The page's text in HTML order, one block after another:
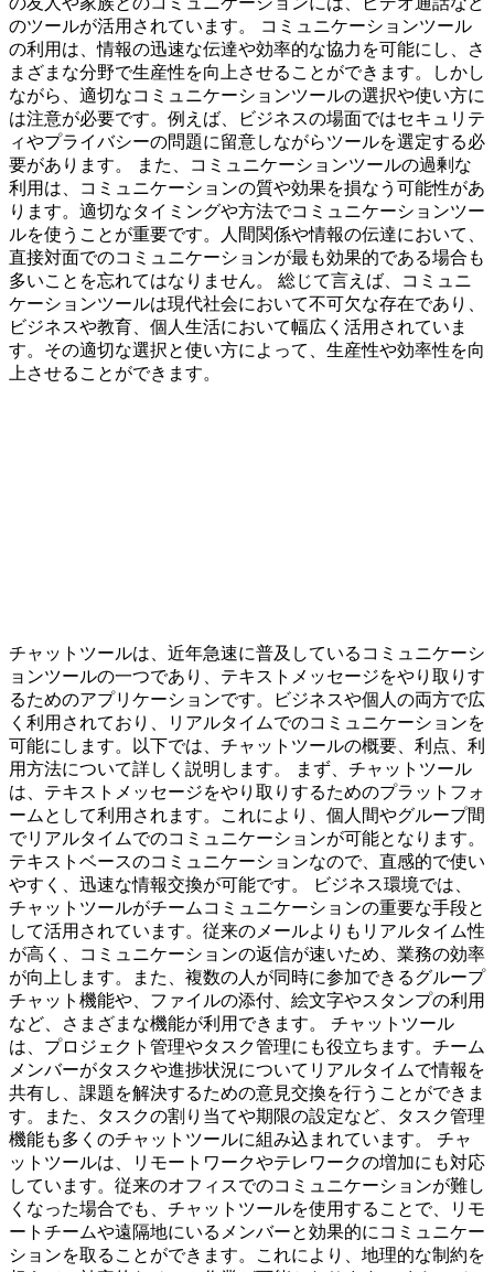
のツールが活用されています。 コミュニケーションツール
の利用は、情報の迅速な伝達や効率的な協力を可能にし、さ
まざまな分野で生産性を向上させることができます。しかし
ながら、適切なコミュニケーションツールの選択や使い方に
は注意が必要です。例えば、ビジネスの場面ではセキュリテ
ィやプライバシーの問題に留意しながらツールを選定する必
要があります。 また、コミュニケーションツールの過剰な
利用は、コミュニケーションの質や効果を損なう可能性があ
ります。適切なタイミングや方法でコミュニケーションツー
ルを使うことが重要です。人間関係や情報の伝達において、
直接対面でのコミュニケーションが最も効果的である場合も
多いことを忘れてはなりません。 総じて言えば、コミュニ
ケーションツールは現代社会において不可欠な存在であり、
ビジネスや教育、個人生活において幅広く活用されていま
す。その適切な選択と使い方によって、生産性や効率性を向
上させることができます。
チャットツールは、近年急速に普及しているコミュニケーシ
ョンツールの一つであり、テキストメッセージをやり取りす
るためのアプリケーションです。ビジネスや個人の両方で広
く利用されており、リアルタイムでのコミュニケーションを
可能にします。以下では、チャットツールの概要、利点、利
用方法について詳しく説明します。 まず、チャットツール
は、テキストメッセージをやり取りするためのプラットフォ
ームとして利用されます。これにより、個人間やグループ間
でリアルタイムでのコミュニケーションが可能となります。
テキストベースのコミュニケーションなので、直感的で使い
やすく、迅速な情報交換が可能です。 ビジネス環境では、
チャットツールがチームコミュニケーションの重要な手段と
して活用されています。従来のメールよりもリアルタイム性
が高く、コミュニケーションの返信が速いため、業務の効率
が向上します。また、複数の人が同時に参加できるグループ
チャット機能や、ファイルの添付、絵文字やスタンプの利用
など、さまざまな機能が利用できます。 チャットツール
は、プロジェクト管理やタスク管理にも役立ちます。チーム
メンバーがタスクや進捗状況についてリアルタイムで情報を
共有し、課題を解決するための意見交換を行うことができま
す。また、タスクの割り当てや期限の設定など、タスク管理
機能も多くのチャットツールに組み込まれています。 チャ
ットツールは、リモートワークやテレワークの増加にも対応
しています。従来のオフィスでのコミュニケーションが難し
くなった場合でも、チャットツールを使用することで、リモ
ートチームや遠隔地にいるメンバーと効果的にコミュニケー
ションを取ることができます。これにより、地理的な制約を